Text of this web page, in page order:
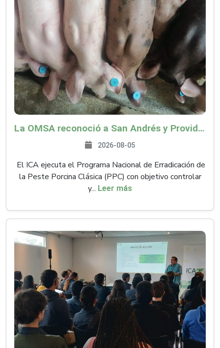
La OMSA reconoció a San Andrés y Providencia como zona libre de Peste Porcina Clásica (PPC)
2026-08-05
El ICA ejecuta el Programa Nacional de Erradicación de
la Peste Porcina Clásica (PPC) con objetivo controlar
y... Leer más